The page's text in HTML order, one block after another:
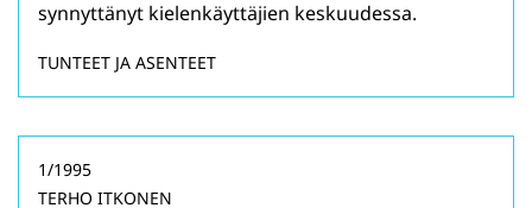
synnyttänyt kielenkäyttäjien keskuudessa.
TUNTEET JA ASENTEET
1/1995
TERHO ITKONEN